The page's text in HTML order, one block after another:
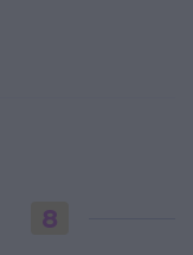
8